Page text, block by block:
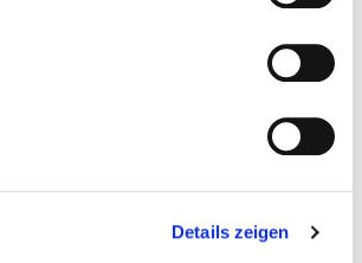
Details zeigen